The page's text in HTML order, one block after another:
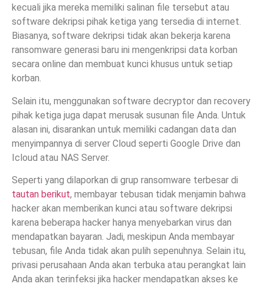
kecuali jika mereka memiliki salinan file tersebut atau
software dekripsi pihak ketiga yang tersedia di internet.
Biasanya, software dekripsi tidak akan bekerja karena
ransomware generasi baru ini mengenkripsi data korban
secara online dan membuat kunci khusus untuk setiap
korban.
Selain itu, menggunakan software decryptor dan recovery
pihak ketiga juga dapat merusak susunan file Anda. Untuk
alasan ini, disarankan untuk memiliki cadangan data dan
menyimpannya di server Cloud seperti Google Drive dan
Icloud atau NAS Server.
Seperti yang dilaporkan di grup ransomware terbesar di
tautan berikut, membayar tebusan tidak menjamin bahwa
hacker akan memberikan kunci atau software dekripsi
karena beberapa hacker hanya menyebarkan virus dan
mendapatkan bayaran. Jadi, meskipun Anda membayar
tebusan, file Anda tidak akan pulih sepenuhnya. Selain itu,
privasi perusahaan Anda akan terbuka atau perangkat lain
Anda akan terinfeksi jika hacker mendapatkan akses ke